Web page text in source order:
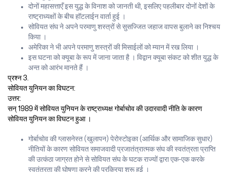
दोनों महासत्ताएँ इस युद्ध के विनाश को जानती थी, इसलिए पहलीबार दोनों देशों के
राष्ट्राध्यक्षों के बीच हॉटलाईन वार्ता हुई ।
सोवियत संघ ने अपने परमाणु शस्त्रों से सुसज्जित जहाज वापस बुलाने का निश्चय
किया ।
अमेरिका ने भी अपने परमाणु शस्त्रों की मिसाईलों को म्यान में रख लिया ।
इस घटना को क्यूबा के रूप में जाना जाता है । विद्वान क्यूबा संकट को शीत युद्ध के
अन्त को आरंभ मानते हैं ।
प्रश्न 3.
सोवियत युनियन का विघटन:
उत्तर:
सन् 1989 में सोवियत युनियन के राष्ट्राध्यक्ष गोर्बाचोव की उदारवादी नीति के कारण
सोवियत युनियन का विघटन हुआ ।
गोर्बाचोव की ग्लासनेस्त (खुलापन) पेरोस्टोइका (आर्थिक और सामाजिक सुधार)
नीतियों के कारण सोवियत समाजवादी प्रजातंत्रात्मक संघ की स्वतंत्रता प्राप्ति
की उत्कंठा जाग्रत होने से सोवियत संघ के घटक राज्यों द्वारा एक-एक करके
स्वतंत्रता की घोषणा करने की प्रक्रिया शुरू हुई ।